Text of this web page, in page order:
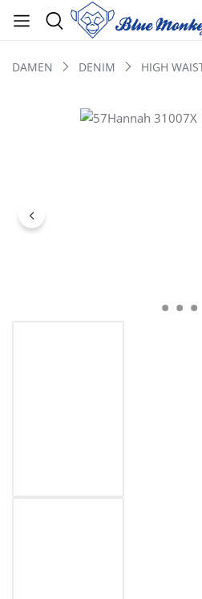
DAMEN DENIM HIGH
Bildergalerie überspringen